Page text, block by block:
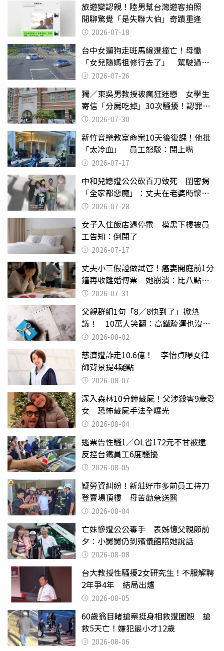
旅遊變認親！陸男幫台灣遊客拍照
閒聊驚覺「是失聯大伯」奇蹟重逢
2026-07-18
台中女遛狗走斑馬線遭撞亡！母慟
「女兒隨媽祖修行去了」 駕駛過失
致死判9月
2026-07-26
獨／東吳男教授被瘋狂迷戀 女學生
寄信「分屍吃掉」30次騷擾！認罪免
關 2026-07-30
新竹音樂教室命案10天後復課！他批
「太冷血」 員工怒駁：閉上嘴
2026-07-17
中和兒媳遭公公砍百刀致死 閨密揭
「全家都惡魔」：丈夫在老婆時懷孕
摔東西
2026-07-28
女子入住飯店遇停電 摸黑下樓被員
工告知：倒閉了
2026-07-17
丈夫小三假證做試管！癌妻開庭前1分
鐘再收離婚傳票 她崩潰：比八點檔
還扯2026-07-31
父親群組1句「8／8快到了」掀熱
議！ 10萬人笑翻：高鐵疏運也沒列
父親節
2026-08-02
慈濟遭詐走10.6億！ 李怡貞曝女律
師背景提4疑點
2026-08-07
深入森林10分鐘藏屍！父涉殺害9歲愛
女 恐怖藏屍手法全曝光
2026-08-04
逃票告性騷1／OL省172元不甘被逮
反控台鐵員工6度騷擾
2026-08-05
疑勞資糾紛！新莊好市多前員工持刀
登賣場頂樓 母苦勸急送醫
2026-08-04
亡妹慘遭公公毒手 表姊憶父親節前
夕：小舅舅仍到殯儀館陪她說話
2026-08-08
台大教授性騷擾2女研究生！不服解聘
2年爭4年 結局出爐
2026-08-05
60歲翁目睹搶案挺身相救遭圍毆 搶
救5天亡！嫌犯最小才12歲
2026-08-06